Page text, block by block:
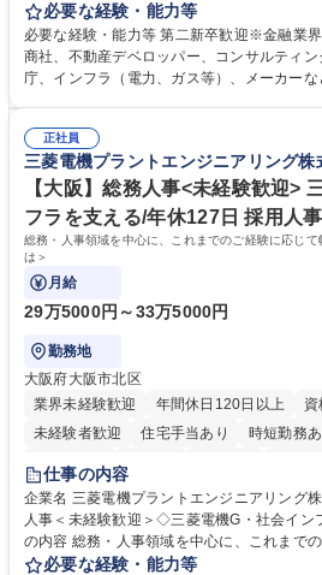
リー業務、地域戦略企画業務など、多様な業
掛け合わせて広く社会に貢献していく職種です。 入社後は、横断
テーションを経て適性や専門性に応じたキ
す。総合職として入社いただき、下記いずれ
ート・ナレッジ業務 ※それぞれの業務内容に
件備考欄に記載 募集職種 【総合職/ポテンシャル採用(第2新卒)】投融資一
体型のソリューション提案
必要な経験・能力等
必要な経験・能力等 第二新卒歓迎※金融業
商社、不動産デベロッパー、コンサルティ
庁、インフラ（電力、ガス等）、メーカー
く高い志を併せもった人材を求めています。
卒）では、金融業界での経験や知識を問いま
て、複雑化する社会課題の解決に向けて先
いう気概をお持ちの方を心待ちにしています。 学歴・資格 学歴：大学
大学 語学力： 資格：
正社員
三菱電機プラントエンジニアリング株
【大阪】総務人事<未経験歓迎>
フラを支える/年休127日 採用人事
総務・人事領域を中心に、これまでのご経験に応じ
は＞
月給
29万5000円～33万5000円
勤務地
大阪府大阪市北区
業界未経験歓迎
年間休日120日以上
資
未経験者歓迎
住宅手当あり 時短勤務あ
退職金あり
駅近5分以内
土日祝休み 服装自由
仕事の内容
企業名 三菱電機プラントエンジニアリング株式会社 求人名 【
人事＜未経験歓迎＞◇三菱電機G・社会インフ
の内容 総務・人事領域を中心に、これまで
します。 ＜具体的には＞ ・総務/人事労務（給与・社保・勤怠管理など）
必要な経験・能力等